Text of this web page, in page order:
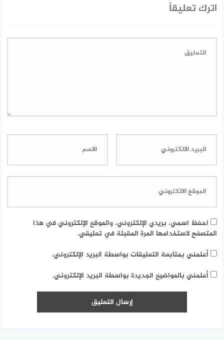
اترك تعليقاً
احفظ اسمي، بريدي الإلكتروني، والموقع الإلكتروني في هذا
المتصفح لاستخدامها المرة المقبلة في تعليقي.
أعلمني بمتابعة التعليقات بواسطة البريد الإلكتروني.
أعلمني بالمواضيع الجديدة بواسطة البريد الإلكتروني.